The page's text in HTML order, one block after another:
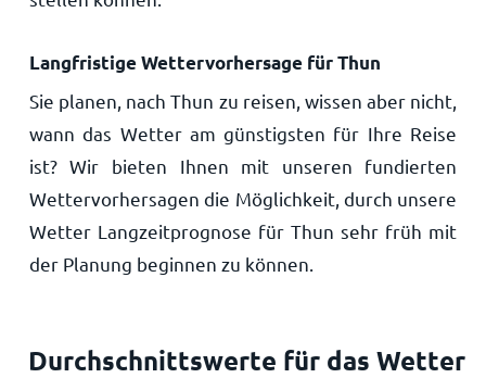
Langfristige Wettervorhersage für Thun
Sie planen, nach Thun zu reisen, wissen aber nicht,
wann das Wetter am günstigsten für Ihre Reise
ist? Wir bieten Ihnen mit unseren fundierten
Wettervorhersagen die Möglichkeit, durch unsere
Wetter Langzeitprognose für Thun sehr früh mit
der Planung beginnen zu können.
Durchschnittswerte für das Wetter